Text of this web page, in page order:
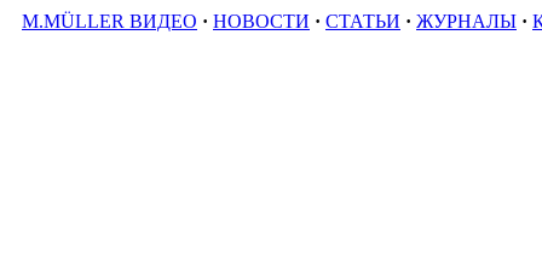
M.MÜLLER ВИДЕО · НОВОСТИ · СТАТЬИ · ЖУРНАЛЫ ·